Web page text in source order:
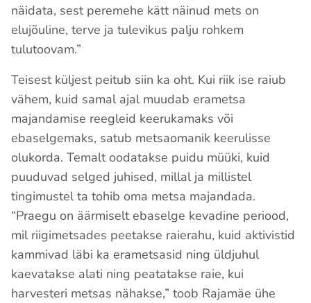
näidata, sest peremehe kätt näinud mets on
elujõuline, terve ja tulevikus palju rohkem
tulutoovam.”
Teisest küljest peitub siin ka oht. Kui riik ise raiub
vähem, kuid samal ajal muudab erametsa
majandamise reegleid keerukamaks või
ebaselgemaks, satub metsaomanik keerulisse
olukorda. Temalt oodatakse puidu müüki, kuid
puuduvad selged juhised, millal ja millistel
tingimustel ta tohib oma metsa majandada.
“Praegu on äärmiselt ebaselge kevadine periood,
mil riigimetsades peetakse raierahu, kuid aktivistid
kammivad läbi ka erametsasid ning üldjuhul
kaevatakse alati ning peatatakse raie, kui
harvesteri metsas nähakse,” toob Rajamäe ühe